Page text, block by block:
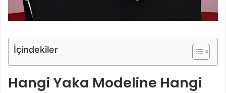
İçindekiler
Hangi Yaka Modeline Hangi